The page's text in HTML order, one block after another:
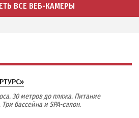
ВСЕ ВЕБ-КАМЕРЫ
30 метров до пляжа. Питание
бассейна и SPA-салон.